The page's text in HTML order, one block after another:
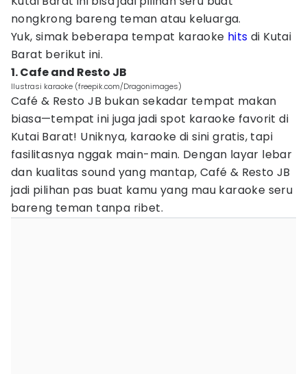
nongkrong bareng teman atau keluarga.
Yuk, simak beberapa tempat karaoke hits di Kutai
Barat berikut ini.
1. Cafe and Resto JB
Ilustrasi karaoke (freepik.com/Dragonimages)
Café & Resto JB bukan sekadar tempat makan
biasa—tempat ini juga jadi spot karaoke favorit di
Kutai Barat! Uniknya, karaoke di sini gratis, tapi
fasilitasnya nggak main-main. Dengan layar lebar
dan kualitas sound yang mantap, Café & Resto JB
jadi pilihan pas buat kamu yang mau karaoke seru
bareng teman tanpa ribet.